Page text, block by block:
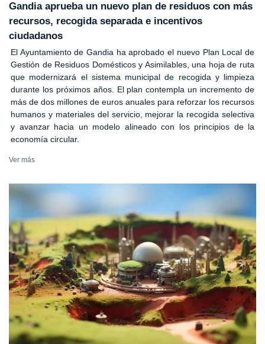
Gandia aprueba un nuevo plan de residuos con más
recursos, recogida separada e incentivos
ciudadanos
El Ayuntamiento de Gandia ha aprobado el nuevo Plan Local de
Gestión de Residuos Domésticos y Asimilables, una hoja de ruta
que modernizará el sistema municipal de recogida y limpieza
durante los próximos años. El plan contempla un incremento de
más de dos millones de euros anuales para reforzar los recursos
humanos y materiales del servicio, mejorar la recogida selectiva
y avanzar hacia un modelo alineado con los principios de la
economía circular.
Ver más